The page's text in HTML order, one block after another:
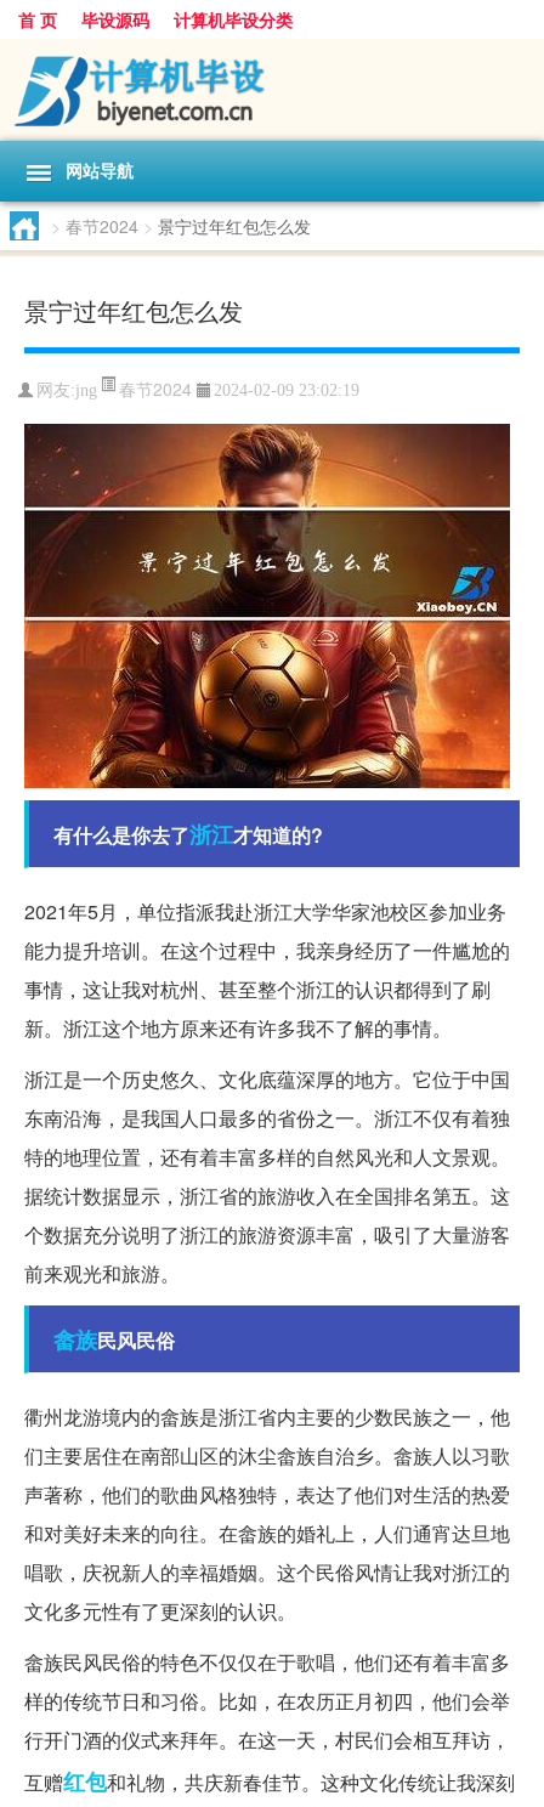
首 页 毕设源码 计算机毕设分类
网站导航
> 春节2024 > 景宁过年红包怎么发
景宁过年红包怎么发
网友:jng 春节2024 2024-02-09 23:02:19
有什么是你去了浙江才知道的?
2021年5月，单位指派我赴浙江大学华家池校区参加业务
能力提升培训。在这个过程中，我亲身经历了一件尴尬的
事情，这让我对杭州、甚至整个浙江的认识都得到了刷
新。浙江这个地方原来还有许多我不了解的事情。
浙江是一个历史悠久、文化底蕴深厚的地方。它位于中国
东南沿海，是我国人口最多的省份之一。浙江不仅有着独
特的地理位置，还有着丰富多样的自然风光和人文景观。
据统计数据显示，浙江省的旅游收入在全国排名第五。这
个数据充分说明了浙江的旅游资源丰富，吸引了大量游客
前来观光和旅游。
畲族民风民俗
衢州龙游境内的畲族是浙江省内主要的少数民族之一，他
们主要居住在南部山区的沐尘畲族自治乡。畲族人以习歌
声著称，他们的歌曲风格独特，表达了他们对生活的热爱
和对美好未来的向往。在畲族的婚礼上，人们通宵达旦地
唱歌，庆祝新人的幸福婚姻。这个民俗风情让我对浙江的
文化多元性有了更深刻的认识。
畲族民风民俗的特色不仅仅在于歌唱，他们还有着丰富多
样的传统节日和习俗。比如，在农历正月初四，他们会举
行开门酒的仪式来拜年。在这一天，村民们会相互拜访，
互赠红包和礼物，共庆新春佳节。这种文化传统让我深刻